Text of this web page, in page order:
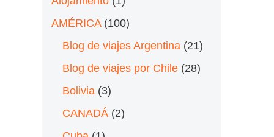
AMÉRICA(100)
Blog de viajes Argentina (21)
Blog de viajes por Chile(28)
Bolivia (3)
CANADÁ(2)